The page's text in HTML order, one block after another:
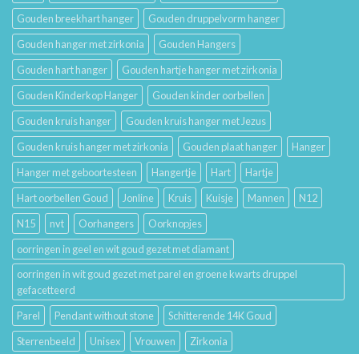
Gouden breekhart hanger
Gouden druppelvorm hanger
Gouden hanger met zirkonia
Gouden Hangers
Gouden hart hanger
Gouden hartje hanger met zirkonia
Gouden Kinderkop Hanger
Gouden kinder oorbellen
Gouden kruis hanger
Gouden kruis hanger met Jezus
Gouden kruis hanger met zirkonia
Gouden plaat hanger
Hanger
Hanger met geboortesteen
Hangertje Hart
Hartje
Hart oorbellen Goud
Jonline Kruis Kuisje Mannen
N12
N15
nvt Oorhangers
Oorknopjes
oorringen in geel en wit goud gezet met diamant
oorringen in wit goud gezet met parel en groene kwarts druppel
gefacetteerd
Parel
Pendant without stone
Schitterende 14K Goud
Sterrenbeeld
Unisex Vrouwen Zirkonia